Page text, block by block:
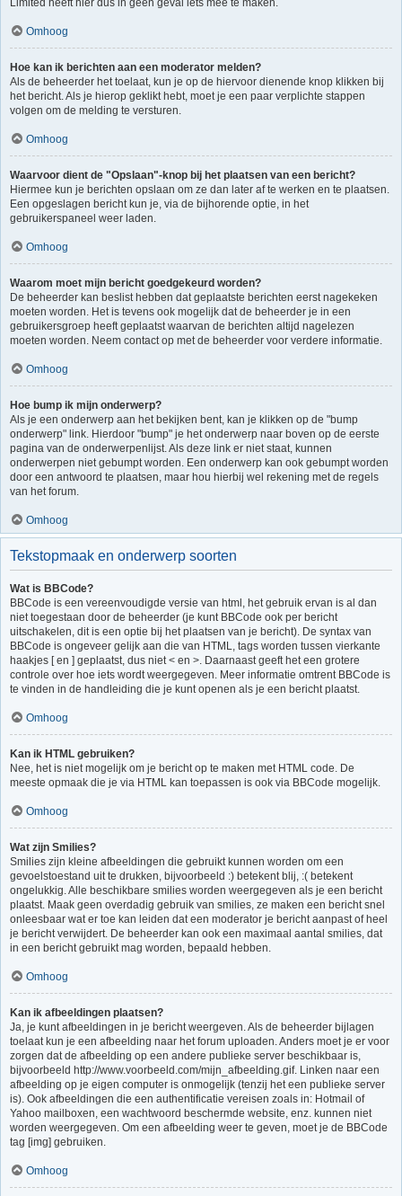
Limited heeft hier dus in geen geval iets mee te maken.
Omhoog
Hoe kan ik berichten aan een moderator melden?
Als de beheerder het toelaat, kun je op de hiervoor dienende knop klikken bij
het bericht. Als je hierop geklikt hebt, moet je een paar verplichte stappen
volgen om de melding te versturen.
Omhoog
Waarvoor dient de "Opslaan"-knop bij het plaatsen van een bericht?
Hiermee kun je berichten opslaan om ze dan later af te werken en te plaatsen.
Een opgeslagen bericht kun je, via de bijhorende optie, in het
gebruikerspaneel weer laden.
Omhoog
Waarom moet mijn bericht goedgekeurd worden?
De beheerder kan beslist hebben dat geplaatste berichten eerst nagekeken
moeten worden. Het is tevens ook mogelijk dat de beheerder je in een
gebruikersgroep heeft geplaatst waarvan de berichten altijd nagelezen
moeten worden. Neem contact op met de beheerder voor verdere informatie.
Omhoog
Hoe bump ik mijn onderwerp?
Als je een onderwerp aan het bekijken bent, kan je klikken op de "bump
onderwerp" link. Hierdoor "bump" je het onderwerp naar boven op de eerste
pagina van de onderwerpenlijst. Als deze link er niet staat, kunnen
onderwerpen niet gebumpt worden. Een onderwerp kan ook gebumpt worden
door een antwoord te plaatsen, maar hou hierbij wel rekening met de regels
van het forum.
Omhoog
Tekstopmaak en onderwerp soorten
Wat is BBCode?
BBCode is een vereenvoudigde versie van html, het gebruik ervan is al dan
niet toegestaan door de beheerder (je kunt BBCode ook per bericht
uitschakelen, dit is een optie bij het plaatsen van je bericht). De syntax van
BBCode is ongeveer gelijk aan die van HTML, tags worden tussen vierkante
haakjes [ en ] geplaatst, dus niet < en >. Daarnaast geeft het een grotere
controle over hoe iets wordt weergegeven. Meer informatie omtrent BBCode is
te vinden in de handleiding die je kunt openen als je een bericht plaatst.
Omhoog
Kan ik HTML gebruiken?
Nee, het is niet mogelijk om je bericht op te maken met HTML code. De
meeste opmaak die je via HTML kan toepassen is ook via BBCode mogelijk.
Omhoog
Wat zijn Smilies?
Smilies zijn kleine afbeeldingen die gebruikt kunnen worden om een
gevoelstoestand uit te drukken, bijvoorbeeld :) betekent blij, :( betekent
ongelukkig. Alle beschikbare smilies worden weergegeven als je een bericht
plaatst. Maak geen overdadig gebruik van smilies, ze maken een bericht snel
onleesbaar wat er toe kan leiden dat een moderator je bericht aanpast of heel
je bericht verwijdert. De beheerder kan ook een maximaal aantal smilies, dat
in een bericht gebruikt mag worden, bepaald hebben.
Omhoog
Kan ik afbeeldingen plaatsen?
Ja, je kunt afbeeldingen in je bericht weergeven. Als de beheerder bijlagen
toelaat kun je een afbeelding naar het forum uploaden. Anders moet je er voor
zorgen dat de afbeelding op een andere publieke server beschikbaar is,
bijvoorbeeld http://www.voorbeeld.com/mijn_afbeelding.gif. Linken naar een
afbeelding op je eigen computer is onmogelijk (tenzij het een publieke server
is). Ook afbeeldingen die een authentificatie vereisen zoals in: Hotmail of
Yahoo mailboxen, een wachtwoord beschermde website, enz. kunnen niet
worden weergegeven. Om een afbeelding weer te geven, moet je de BBCode
tag [img] gebruiken.
Omhoog